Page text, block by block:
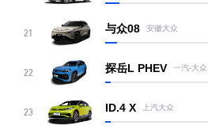
21 与众08 安徽大众
22 探岳L PHEV 一汽-大众
23 ID.4 X 上汽大众